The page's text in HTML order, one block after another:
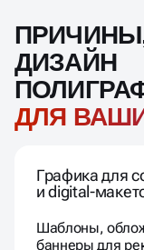
ДИЗАЙН
ДЛЯ
Графика для
и digital-
Шаблоны,
баннеры для